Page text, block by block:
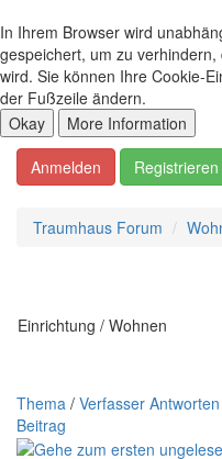
In Ihrem Browser wird
gespeichert, um zu
wird. Sie können Ihre Cookie-
der Fußzeile ändern.
Anmelden Registrieren
Traumhaus Forum
Einrichtung / Wohnen
Thema / Verfasser Antworten
Beitrag